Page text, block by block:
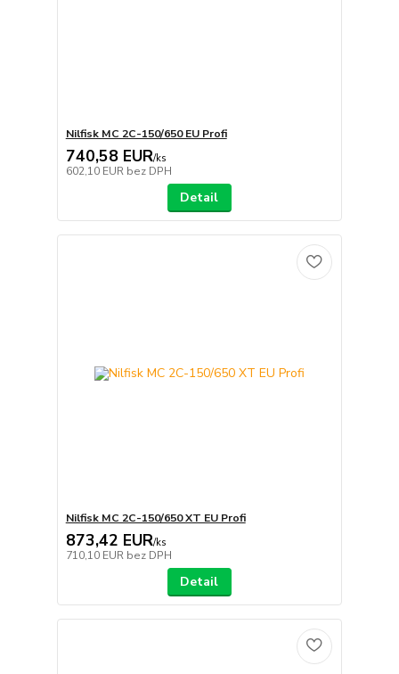
Nilfisk MC 2C-150/650 EU Profi
740,58 EUR/ks
602,10 EUR bez DPH
Detail
Nilfisk MC 2C-150/650 XT EU Profi
873,42 EUR/ks
710,10 EUR bez DPH
Detail